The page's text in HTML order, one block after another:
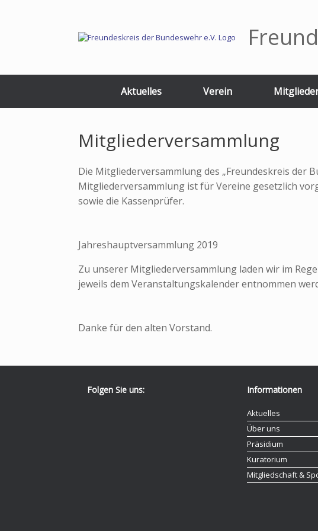
Aktuelles Verein
Mitgliederversammlung
Die Mitgliederversammlung des „Freundeskreis der
Mitgliederversammlung ist für Vereine gesetzlich
sowie die Kassenprüfer.
Jahreshauptversammlung 2019
Zu unserer Mitgliederversammlung laden wir im
jeweils dem Veranstaltungskalender entnommen
Danke für den alten Vorstand.
Folgen Sie uns: Informationen
Aktuelles
Über uns
Präsidium
Kuratorium
Mitgliedschaft &